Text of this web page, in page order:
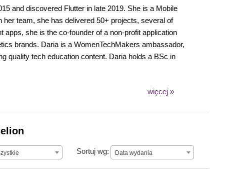
and discovered Flutter in late 2019. She is a Mobile
her team, she has delivered 50+ projects, several of
she is the co-founder of a non-profit application
brands. Daria is a WomenTechMakers ambassador,
quality tech education content. Daria holds a BSc in
więcej »
Sortuj wg: Data wydania
Data wydania